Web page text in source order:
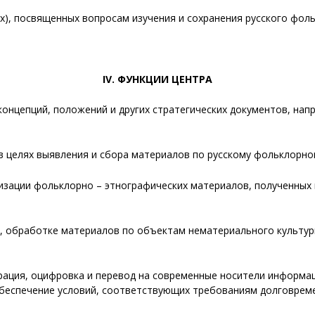
посвященных вопросам изучения и сохранения русского
IV. ФУНКЦИИ ЦЕНТРА
положений и других стратегических документов,
целях выявления и сбора материалов по русскому
фольклорно – этнографических материалов,
обработке материалов по объектам нематериального
оцифровка и перевод на современные носители
условий, соответствующих требованиям